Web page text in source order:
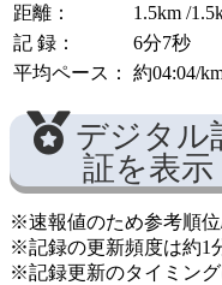
距離：
1.5km /
記 録：
6分7秒
平均ペース：
約04:04/
デジタル
証を表示
※速報値のため参考順位
※記録の更新頻度は約1
※記録更新のタイミン